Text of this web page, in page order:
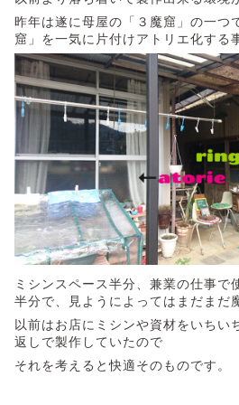
昨年は遂に母屋の「３魔窟」の一つ
窟」を一気に片付けアトリエ化する
ミシンスペース半分、兼業の仕事で
半分で、見ようによってはまだまだ
以前はお店にミシンや資材をいちい
返しで製作していたので
それを考えると快適そのものです。